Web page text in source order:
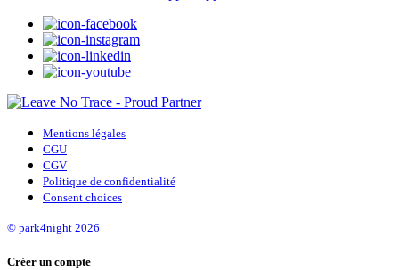
Mentions légales
CGU
CGV
Politique de confidentialité
Consent choices
© park4night 2026
Créer un compte